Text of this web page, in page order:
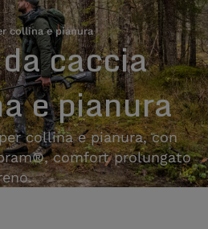
collina e pianura
caccia
e pianura
collina e pianura, con
comfort prolungato